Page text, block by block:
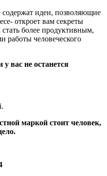
идеи, позволяющие
откроет вам секреты
стать более продуктивным,
работы человеческого
вас не останется
маркой стоит человек,